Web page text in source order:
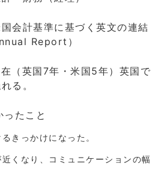
に基づく英文の連結
Report）
7年・米国5年）英国で
る。
たこと
きっかけになった。
くなり、コミュニケーションの幅